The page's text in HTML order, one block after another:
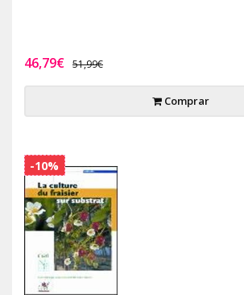
46,79€ 51,99€
Comprar
-10%